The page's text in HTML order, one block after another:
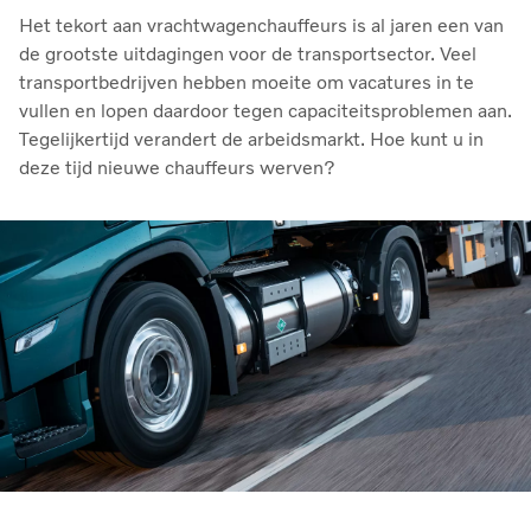
Het tekort aan vrachtwagenchauffeurs is al jaren een van
de grootste uitdagingen voor de transportsector. Veel
transportbedrijven hebben moeite om vacatures in te
vullen en lopen daardoor tegen capaciteitsproblemen aan.
Tegelijkertijd verandert de arbeidsmarkt. Hoe kunt u in
deze tijd nieuwe chauffeurs werven?